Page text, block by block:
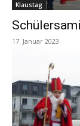
Klaustag
17. Januar 2023